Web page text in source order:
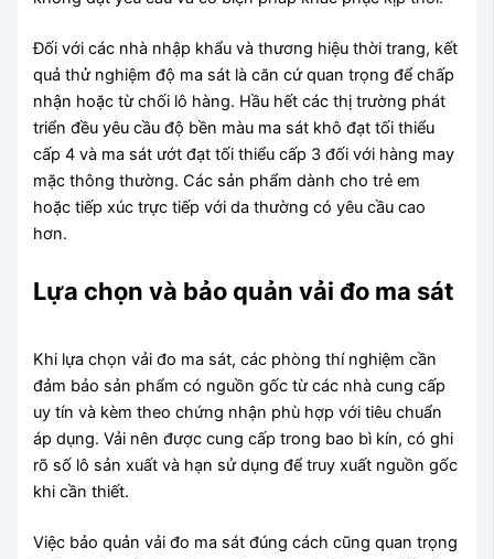
Đối với các nhà nhập khẩu và thương hiệu thời trang, kết
quả thử nghiệm độ ma sát là căn cứ quan trọng để chấp
nhận hoặc từ chối lô hàng. Hầu hết các thị trường phát
triển đều yêu cầu độ bền màu ma sát khô đạt tối thiểu
cấp 4 và ma sát ướt đạt tối thiểu cấp 3 đối với hàng may
mặc thông thường. Các sản phẩm dành cho trẻ em
hoặc tiếp xúc trực tiếp với da thường có yêu cầu cao
hơn.
Lựa chọn và bảo quản vải đo ma sát
Khi lựa chọn vải đo ma sát, các phòng thí nghiệm cần
đảm bảo sản phẩm có nguồn gốc từ các nhà cung cấp
uy tín và kèm theo chứng nhận phù hợp với tiêu chuẩn
áp dụng. Vải nên được cung cấp trong bao bì kín, có ghi
rõ số lô sản xuất và hạn sử dụng để truy xuất nguồn gốc
khi cần thiết.
Việc bảo quản vải đo ma sát đúng cách cũng quan trọng